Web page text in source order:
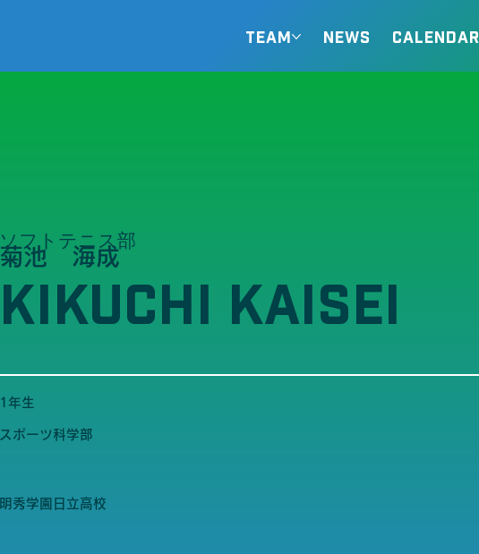
TEAM NEWS CALENDAR
ソフトテニス部
菊池 海成
KIKUCHI KAISEI
1年生
スポーツ科学部
明秀学園日立高校